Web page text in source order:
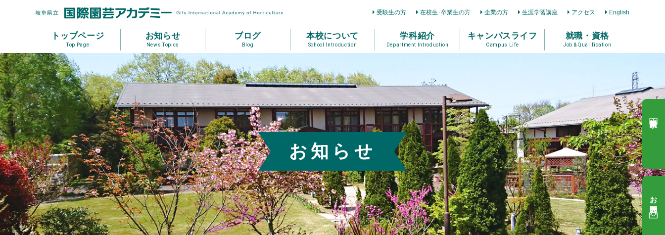
受験生の方 在校生･卒業生の方 企業の方 生涯学習講座 アクセス English
トップページ
Top Page
お知らせ
News Topics
ブログ
Blog
本校について
School Introduction
学科紹介
Department Introduction
キャンパスライフ
Campus Life
就職・資格
Job & Qualification
お知らせ
お問合せ